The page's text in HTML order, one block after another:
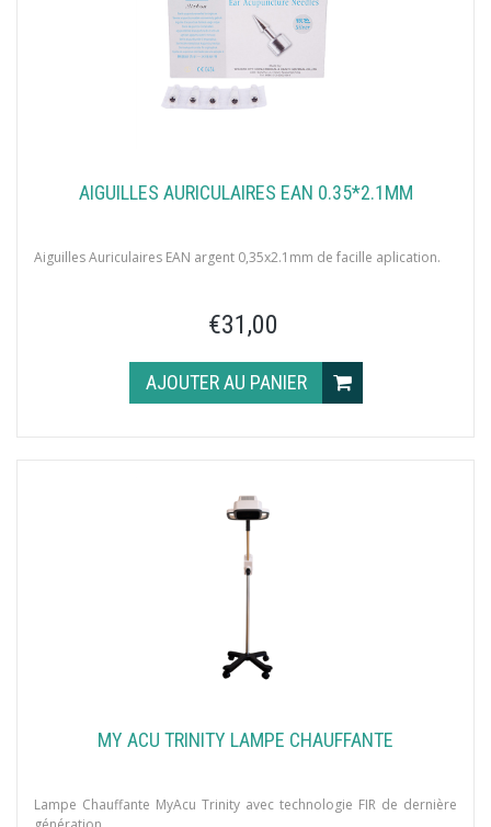
AIGUILLES AURICULAIRES EAN 0.35*2.1MM
Aiguilles Auriculaires EAN argent 0,35x2.1mm de facille aplication.
€31,00
AJOUTER AU PANIER
MY ACU TRINITY LAMPE CHAUFFANTE
Lampe Chauffante MyAcu Trinity avec technologie FIR de dernière